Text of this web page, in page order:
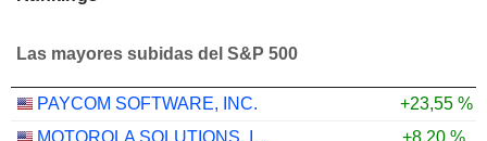
Las mayores subidas del S&P 500
PAYCOM SOFTWARE, INC.
+23,55 %
MOTOROLA SOLUTIONS, INC.
+8,20 %